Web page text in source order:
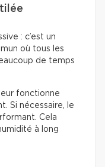
: c’est un
où tous les
de temps
fonctionne
Si nécessaire, le
Cela
à long